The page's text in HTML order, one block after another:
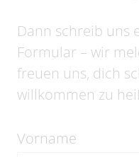
Dann schreib uns
Formular – wir
freuen uns, dich
willkommen zu
Vorname